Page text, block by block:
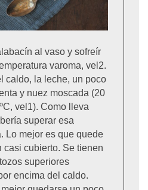
al vaso y sofreír
varoma, vel2.
caldo, la leche, un poco
y nuez moscada (20
vel1). Como lleva
superar esa
Lo mejor es que quede
casi cubierto. Se tienen
superiores
encima del caldo.